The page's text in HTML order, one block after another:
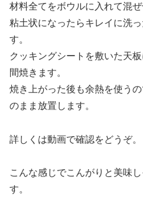
材料全てをボウルに入れて混ぜ
粘土状になったらキレイに洗
す。
クッキングシートを敷いた天
間焼きます。
焼き上がった後も余熱を使う
のまま放置します。
詳しくは動画で確認をどうぞ。
こんな感じでこんがりと美味
す。